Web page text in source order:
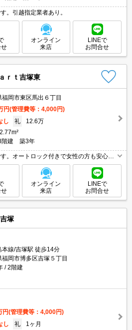
。引越指定業者あり。
オンライン
来店
LINEで
お問合せ
ｒｔ吉塚東
福岡市東区馬出６丁目
円(管理費等：4,000円)
し 礼
12.6万
階建 築3年
。オートロック付きで女性の方も安心。
オンライン
来店
LINEで
お問合せ
塚
本線/吉塚駅 徒歩14分
福岡市博多区吉塚５丁目
2階建
円(管理費等：4,000円)
し 礼
1ヶ月